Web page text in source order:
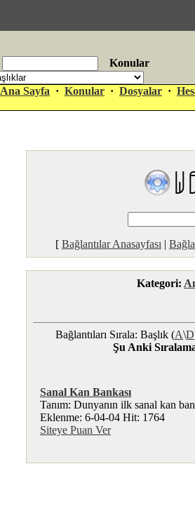
Konular
antalya
Ana Sayfa · Konular · Dosyalar ·
[ Bağlantılar Anasayfası |
Kategori:
Bağlantıları Sırala: Başlık (A\D
Şu Anki
Sanal Kan Bankası
Tanım: Dunyanın ilk sanal kan
Eklenme: 6-04-04 Hit: 1764
Siteye Puan Ver